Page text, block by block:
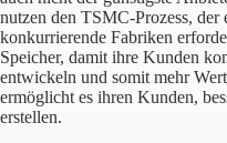
nutzen den TSMC-Prozess, der
konkurrierende Fabriken
Speicher, damit ihre Kunden
entwickeln und somit mehr
ermöglicht es ihren Kunden,
erstellen.